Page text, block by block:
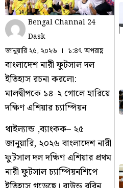
Bengal Channal 24
Dask
জানুয়ারি ২৫, ২০২৬
১:৪৭ অপরাহ্ণ
বাংলাদেশ নারী ফুটসাল দল
ইতিহাস রচনা করলো:
মালদ্বীপকে ১৪-২ গোলে হারিয়ে
দক্ষিণ এশিয়ার চ্যাম্পিয়ন
থাইল্যান্ড ,ব্যাংকক– ২৫
জানুয়ারি, ২০২৬ বাংলাদেশ নারী
ফুটসাল দল দক্ষিণ এশিয়ার প্রথম
নারী ফুটসাল চ্যাম্পিয়নশিপে